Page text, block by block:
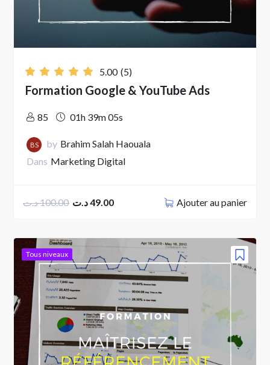
5.00 (5)
Formation Google & YouTube Ads
85 01h 39m 05s
BS by Brahim Salah Haouala
Dans Marketing Digital
100.00د.ت 49.00د.ت Ajouter au panier
Tous niveaux
Le
prix
initial
était :
100.00 د.ت.
Le
prix
actuel
est :
59.00 د.ت.